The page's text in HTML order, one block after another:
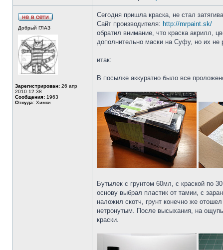
Добрый ГЛАЗ
Зарегистрирован: 26 апр
2010 12:38
Сообщения: 1963
Откуда: Химки
Сегодня пришла краска, не стал
Сайт производителя: http://mrpaint.sk/
обратил внимание, что краска акрилл,
дополнительно маски на Суфу, но их не
итак:
В посылке аккуратно было все
Бутылек с грунтом 60мл, с краской по
основу выбрал пластик от тамии, с
наложил скотч, грунт конечно же
нетронутым. После высыхания, на
краски.